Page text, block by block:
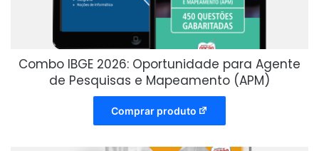
Combo IBGE 2026: Oportunidade para Agente
de Pesquisas e Mapeamento (APM)
Comprar produto